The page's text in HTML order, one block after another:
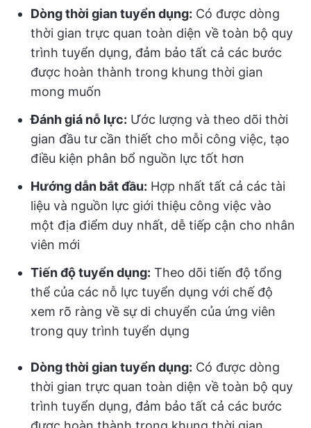
Dòng thời gian tuyển dụng: Có được dòng
thời gian trực quan toàn diện về toàn bộ quy
trình tuyển dụng, đảm bảo tất cả các bước
được hoàn thành trong khung thời gian
mong muốn
Đánh giá nỗ lực: Ước lượng và theo dõi thời
gian đầu tư cần thiết cho mỗi công việc, tạo
điều kiện phân bổ nguồn lực tốt hơn
Hướng dẫn bắt đầu: Hợp nhất tất cả các tài
liệu và nguồn lực giới thiệu công việc vào
một địa điểm duy nhất, dễ tiếp cận cho nhân
viên mới
Tiến độ tuyển dụng: Theo dõi tiến độ tổng
thể của các nỗ lực tuyển dụng với chế độ
xem rõ ràng về sự di chuyển của ứng viên
trong quy trình tuyển dụng
Dòng thời gian tuyển dụng: Có được dòng
thời gian trực quan toàn diện về toàn bộ quy
trình tuyển dụng, đảm bảo tất cả các bước